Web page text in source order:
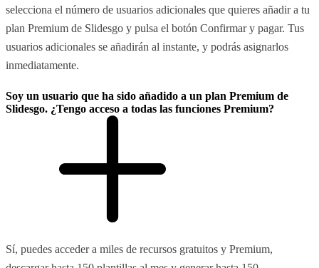
selecciona el número de usuarios adicionales que quieres añadir a tu
plan Premium de Slidesgo y pulsa el botón Confirmar y pagar. Tus
usuarios adicionales se añadirán al instante, y podrás asignarlos
inmediatamente.
Soy un usuario que ha sido añadido a un plan Premium de
Slidesgo. ¿Tengo acceso a todas las funciones Premium?
Sí, puedes acceder a miles de recursos gratuitos y Premium,